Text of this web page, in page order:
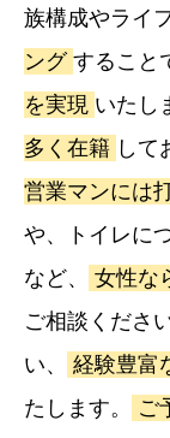
族構成やライ
ング すること
を実現 いたし
多く在籍 して
営業マンには
や、トイレに
など、
女性な
ご相談くださ
い、
経験豊富
たします。
ご